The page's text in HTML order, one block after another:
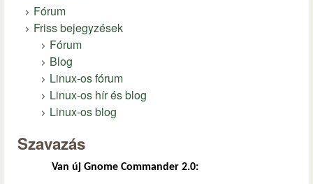
Fórum
Friss bejegyzések
Fórum
Blog
Linux-os fórum
Linux-os hír és blog
Linux-os blog
Szavazás
Van új Gnome Commander 2.0: